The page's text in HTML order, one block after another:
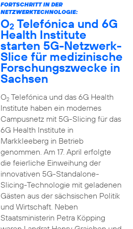
FORTSCHRITT IN DER
NETZWERKTECHNOLOGIE:
O2 Telefónica und 6G
Health Institute
starten 5G-Netzwerk-
Slice für medizinische
Forschungszwecke in
Sachsen
O2Telefónica und das 6G Health
Institute haben ein modernes
Campusnetz mit 5G-Slicing für das
6G Health Institute in
Markkleeberg in Betrieb
genommen. Am 17. April erfolgte
die feierliche Einweihung der
innovativen 5G-Standalone-
Slicing-Technologie mit geladenen
Gästen aus der sächsischen Politik
und Wirtschaft. Neben
Staatsministerin Petra Köpping